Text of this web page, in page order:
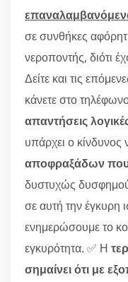
σε συνθήκες
νεροποντής, διότι
Δείτε και τις
κάνετε στο
απαντήσεις
υπάρχει ο κίνδυνος
αποφραξάδων που
δυστυχώς
σε αυτή την έγκυρη
ενημερώσουμε το
εγκυρότητα. ✅ Η
σημαίνει ότι με